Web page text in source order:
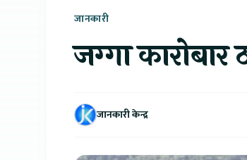
जानकारी
जग्गा कारोबार
जानकारी केन्द्र